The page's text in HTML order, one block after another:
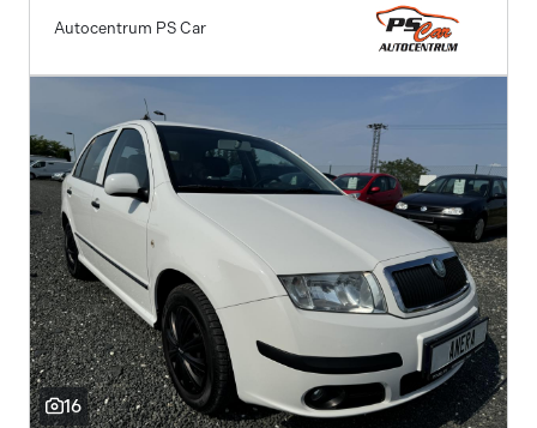
Autocentrum PS Car
16